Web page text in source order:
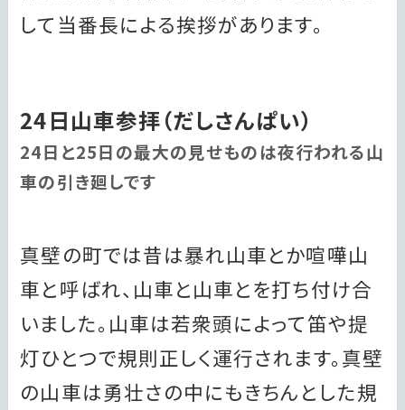
して当番長による挨拶があります。
24日山車参拝（だしさんぱい）
24日と25日の最大の見せものは夜行われる山
車の引き廻しです
真壁の町では昔は暴れ山車とか喧嘩山
車と呼ばれ、山車と山車とを打ち付け合
いました。山車は若衆頭によって笛や提
灯ひとつで規則正しく運行されます。真壁
の山車は勇壮さの中にもきちんとした規